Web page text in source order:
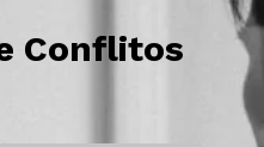
Conflitos